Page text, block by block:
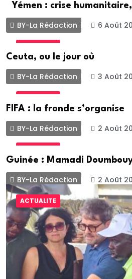
Yémen : crise
BY-La Rédaction 6 Août
Ceuta, ou le jour où
BY-La Rédaction 3 Août
FIFA : la fronde s’organise
BY-La Rédaction 2 Août
Guinée : Mamadi
BY-La Rédaction 2 Août
ACTUALITE